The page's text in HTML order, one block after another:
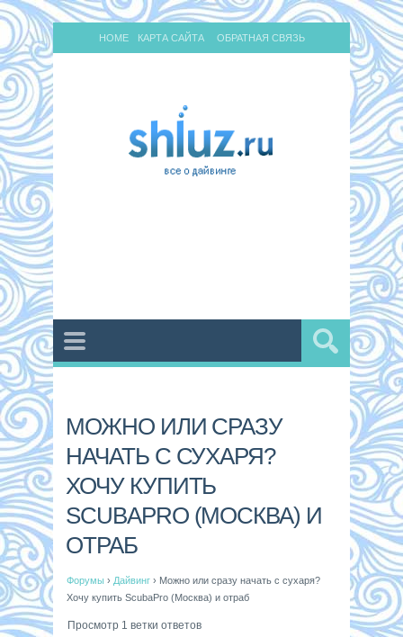
HOME КАРТА САЙТА ОБРАТНАЯ СВЯЗЬ
МОЖНО ИЛИ СРАЗУ
НАЧАТЬ С СУХАРЯ?
ХОЧУ КУПИТЬ
SCUBAPRO (МОСКВА) И
ОТРАБ
Форумы › Дайвинг › Можно или сразу начать с сухаря?
Хочу купить ScubaPro (Москва) и отраб
Просмотр 1 ветки ответов